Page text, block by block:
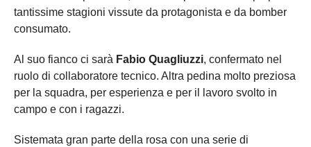
tantissime stagioni vissute da protagonista e da bomber
consumato.
Al suo fianco ci sarà Fabio Quagliuzzi, confermato nel
ruolo di collaboratore tecnico. Altra pedina molto preziosa
per la squadra, per esperienza e per il lavoro svolto in
campo e con i ragazzi.
Sistemata gran parte della rosa con una serie di